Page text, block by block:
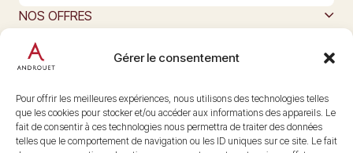
Gérer le consentement
Pour offrir les meilleures expériences, nous utilisons des technologies telles
que les cookies pour stocker et/ou accéder aux informations des appareils. Le
fait de consentir à ces technologies nous permettra de traiter des données
telles que le comportement de navigation ou les ID uniques sur ce site. Le fait
NOS OFFRES
L’ART DU FROMAGE
Nous suivre
@maisonandrouet
Copyright © 2026 Androuet